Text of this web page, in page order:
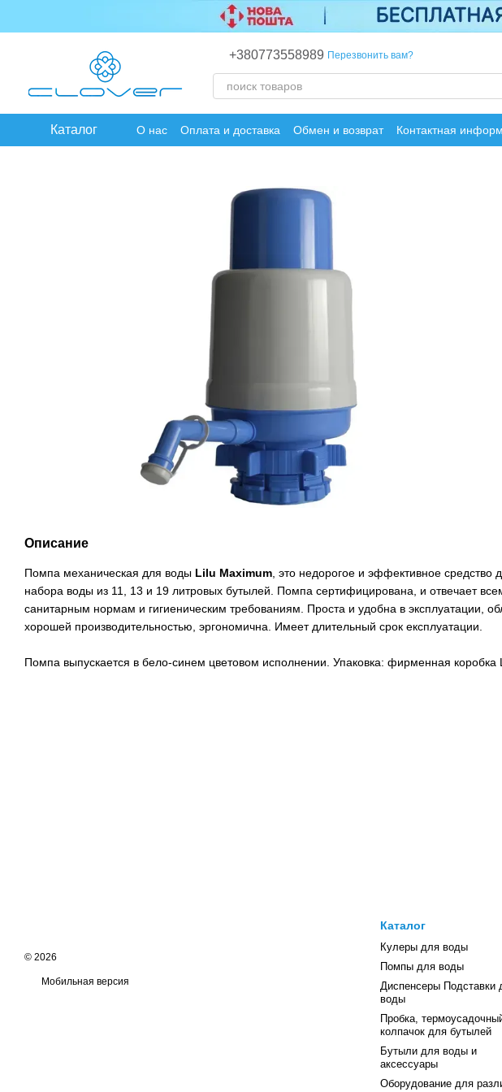
+380773558989 Перезвонить вам?
Каталог О нас Оплата и доставка Обмен и возврат Контактная
Описание
Помпа механическая для воды Lilu Maximum , это недорогое и эффективное средство
набора воды из 11, 13 и 19 литровых бутылей. Помпа сертифицирована, и отвечает
санитарным нормам и гигиеническим требованиям. Проста и удобна в эксплуатации,
хорошей производительностью, эргономична. Имеет длительный срок експлуатации.
Помпа выпускается в бело-синем цветовом исполнении. Упаковка: фирменная коробка
© 2026
Мобильная версия
Каталог
Кулеры для воды
Помпы для воды
Диспенсеры Подставки
воды
Пробка,
колпачок для бутылей
Бутыли для воды и
аксессуары
Оборудование для